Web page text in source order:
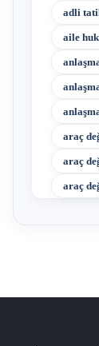
adli
aile
araç
araç
araç